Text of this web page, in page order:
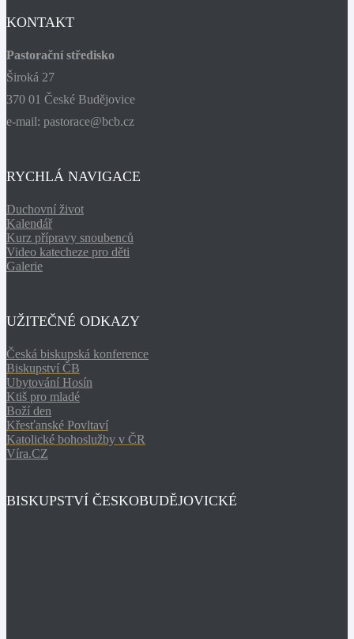
KONTAKT
Pastorační středisko
Široká 27
370 01 České Budějovice
e-mail: pastorace@bcb.cz
RYCHLÁ NAVIGACE
Duchovní život
Kalendář
Kurz přípravy snoubenců
Video katecheze pro děti
Galerie
UŽITEČNÉ ODKAZY
Česká biskupská konference
Biskupství ČB
Ubytování Hosín
Ktiš pro mladé
Boží den
Křesťanské Povltaví
Katolické bohoslužby v ČR
Víra.CZ
BISKUPSTVÍ ČESKOBUDĚJOVICKÉ